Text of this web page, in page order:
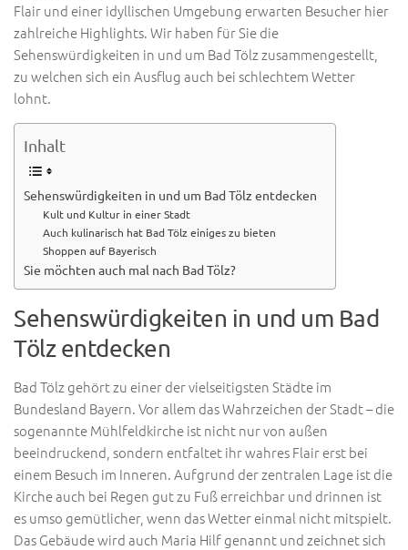
Flair und einer idyllischen Umgebung erwarten Besucher hier
zahlreiche Highlights. Wir haben für Sie die
Sehenswürdigkeiten in und um Bad Tölz zusammengestellt,
zu welchen sich ein Ausflug auch bei schlechtem Wetter
lohnt.
Inhalt
Sehenswürdigkeiten in und um Bad Tölz entdecken
Kult und Kultur in einer Stadt
Auch kulinarisch hat Bad Tölz einiges zu bieten
Shoppen auf Bayerisch
Sie möchten auch mal nach Bad Tölz?
Sehenswürdigkeiten in und um Bad
Tölz entdecken
Bad Tölz gehört zu einer der vielseitigsten Städte im
Bundesland Bayern. Vor allem das Wahrzeichen der Stadt – die
sogenannte Mühlfeldkirche ist nicht nur von außen
beeindruckend, sondern entfaltet ihr wahres Flair erst bei
einem Besuch im Inneren. Aufgrund der zentralen Lage ist die
Kirche auch bei Regen gut zu Fuß erreichbar und drinnen ist
es umso gemütlicher, wenn das Wetter einmal nicht mitspielt.
Das Gebäude wird auch Maria Hilf genannt und zeichnet sich